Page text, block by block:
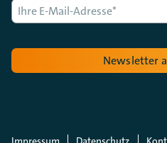
Newsletter